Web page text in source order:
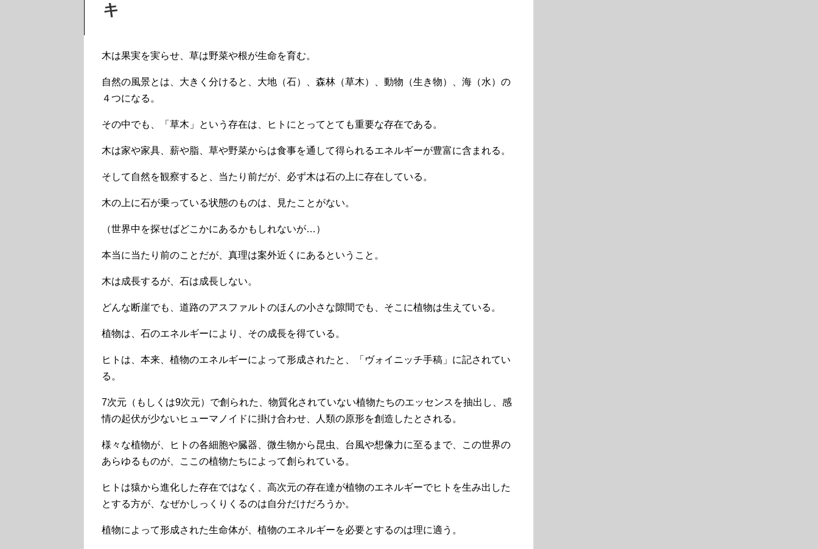
キ
木は果実を実らせ、草は野菜や根が生命を育む。
自然の風景とは、大きく分けると、大地（石）、森林（草木）、動物（生き物）、海（水）の
４つになる。
その中でも、「草木」という存在は、ヒトにとってとても重要な存在である。
木は家や家具、薪や脂、草や野菜からは食事を通して得られるエネルギーが豊富に含まれる。
そして自然を観察すると、当たり前だが、必ず木は石の上に存在している。
木の上に石が乗っている状態のものは、見たことがない。
（世界中を探せばどこかにあるかもしれないが…）
本当に当たり前のことだが、真理は案外近くにあるということ。
木は成長するが、石は成長しない。
どんな断崖でも、道路のアスファルトのほんの小さな隙間でも、そこに植物は生えている。
植物は、石のエネルギーにより、その成長を得ている。
ヒトは、本来、植物のエネルギーによって形成されたと、「ヴォイニッチ手稿」に記されてい
る。
7次元（もしくは9次元）で創られた、物質化されていない植物たちのエッセンスを抽出し、感
情の起伏が少ないヒューマノイドに掛け合わせ、人類の原形を創造したとされる。
様々な植物が、ヒトの各細胞や臓器、微生物から昆虫、台風や想像力に至るまで、この世界の
あらゆるものが、ここの植物たちによって創られている。
ヒトは猿から進化した存在ではなく、高次元の存在達が植物のエネルギーでヒトを生み出した
とする方が、なぜかしっくりくるのは自分だけだろうか。
植物によって形成された生命体が、植物のエネルギーを必要とするのは理に適う。